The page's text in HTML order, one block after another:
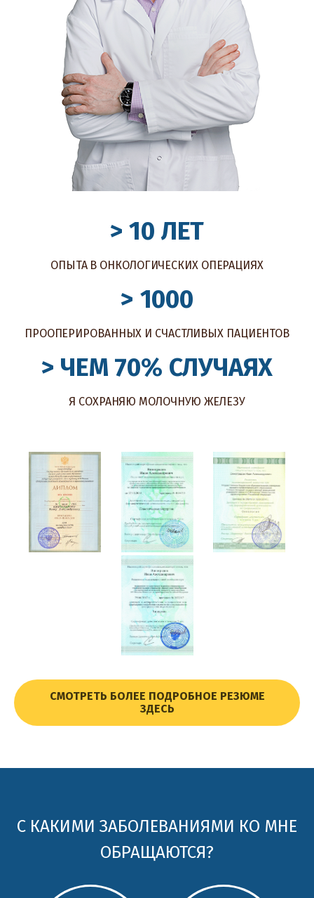
> 10 ЛЕТ
ОПЫТА В ОНКОЛОГИЧЕСКИХ ОПЕРАЦИЯХ
> 1000
ПРООПЕРИРОВАННЫХ И СЧАСТЛИВЫХ ПАЦИЕНТОВ
> ЧЕМ 70% СЛУЧАЯХ
Я СОХРАНЯЮ МОЛОЧНУЮ ЖЕЛЕЗУ
СМОТРЕТЬ БОЛЕЕ ПОДРОБНОЕ РЕЗЮМЕ
ЗДЕСЬ
С КАКИМИ ЗАБОЛЕВАНИЯМИ КО МНЕ
ОБРАЩАЮТСЯ?